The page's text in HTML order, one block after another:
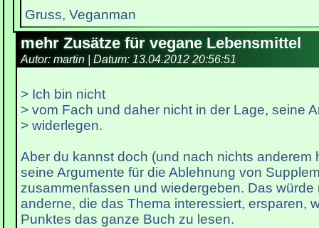
Gruss, Veganman
mehr Zusätze für vegane Lebensmittel
Autor: martin | Datum: 13.04.2012 20:56:51
> Ich bin nicht
> vom Fach und daher nicht in der Lage, seine
> widerlegen.
Aber du kannst doch (und nach nichts anderem
seine Argumente für die Ablehnung von
zusammenfassen und wiedergeben. Das würde
anderne, die das Thema interessiert, ersparen,
Punktes das ganze Buch zu lesen.